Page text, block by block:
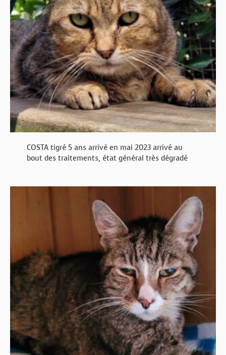
COSTA tigré 5 ans arrivé en mai 2023 arrivé au
bout des traitements, état général très dégradé